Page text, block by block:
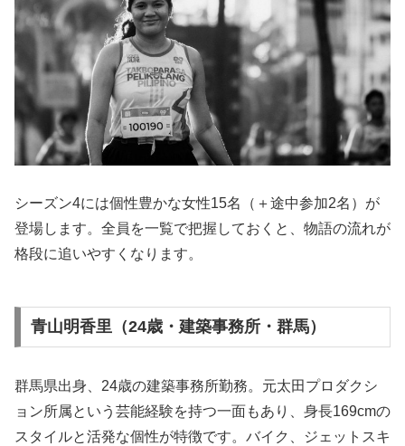
シーズン4には個性豊かな女性15名（＋途中参加2名）が
登場します。全員を一覧で把握しておくと、物語の流れが
格段に追いやすくなります。
青山明香里（24歳・建築事務所・群馬）
群馬県出身、24歳の建築事務所勤務。元太田プロダクシ
ョン所属という芸能経験を持つ一面もあり、身長169cmの
スタイルと活発な個性が特徴です。バイク、ジェットスキ